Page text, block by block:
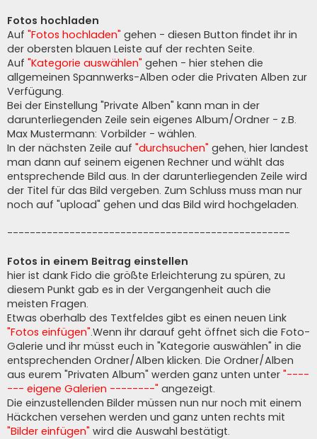
Fotos hochladen
Auf "Fotos hochladen" gehen - diesen Button findet ihr in
der obersten blauen Leiste auf der rechten Seite.
Auf "Kategorie auswählen" gehen - hier stehen die
allgemeinen Spannwerks-Alben oder die Privaten Alben zur
Verfügung.
Bei der Einstellung "Private Alben" kann man in der
darunterliegenden Zeile sein eigenes Album/Ordner - z.B.
Max Mustermann: Vorbilder - wählen.
In der nächsten Zeile auf "durchsuchen" gehen, hier landest
man dann auf seinem eigenen Rechner und wählt das
entsprechende Bild aus. In der darunterliegenden Zeile wird
der Titel für das Bild vergeben. Zum Schluss muss man nur
noch auf "upload" gehen und das Bild wird hochgeladen.
--------------------------------------------------
Fotos in einem Beitrag einstellen
hier ist dank Fido die größte Erleichterung zu spüren, zu
diesem Punkt gab es in der Vergangenheit auch die
meisten Fragen.
Etwas oberhalb des Textfeldes gibt es einen neuen Link
"Fotos einfügen".Wenn ihr darauf geht öffnet sich die Foto-
Galerie und ihr müsst euch in "Kategorie auswählen" in die
entsprechenden Ordner/Alben klicken. Die Ordner/Alben
aus eurem "Privaten Album" werden ganz unten unter "----
--- eigene Galerien --------" angezeigt.
Die einzustellenden Bilder müssen nun nur noch mit einem
Häckchen versehen werden und ganz unten rechts mit
"Bilder einfügen" wird die Auswahl bestätigt.